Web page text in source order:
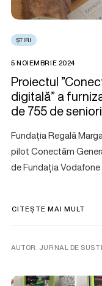
ȘTIRI
5 NOIEMBRIE 2024
Proiectul
digitală” a
de 755 de seniori
Fundația Regală
pilot Conectăm
de Fundația
CITEȘTE MAI MULT
AUTOR. JURNAL DE